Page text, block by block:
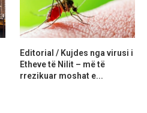
Editorial / Kujdes nga virusi i
Etheve të Nilit – më të
rrezikuar moshat e...